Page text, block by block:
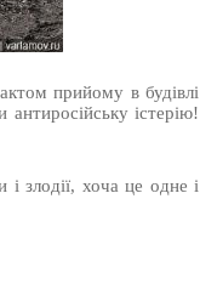
прийому в будівлі
істерію!
злодії, хоча це одне і